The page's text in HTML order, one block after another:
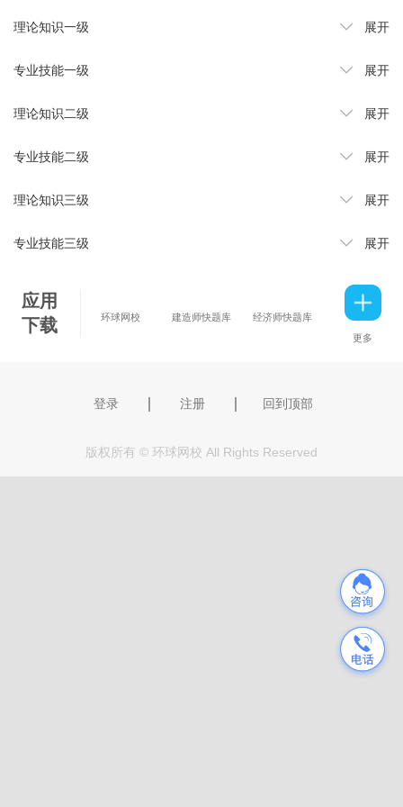
展开
理论知识一级
展开
专业技能一级
展开
理论知识二级
展开
专业技能二级
展开
理论知识三级
展开
专业技能三级
应用
下载
环球网校 建造师快题库
经济师快题库
更多
登录 ｜ 注册 ｜ 回到顶部
版权所有 © 环球网校 All Rights Reserved